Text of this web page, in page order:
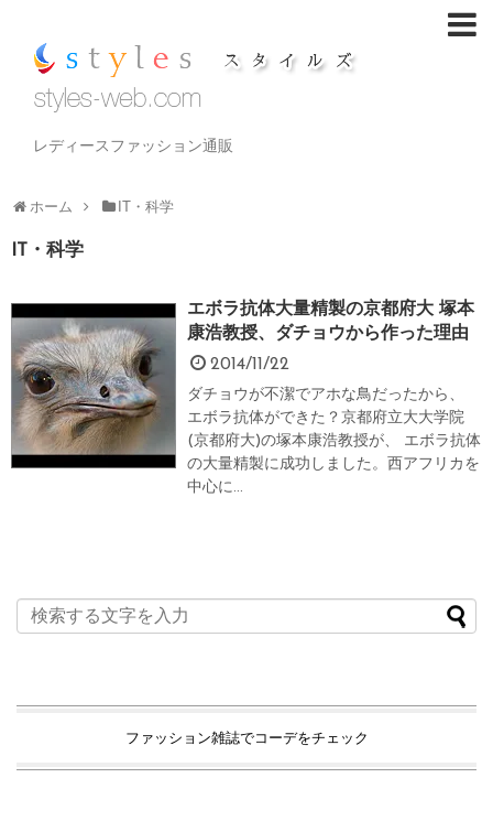
レディースファッション通販
ホーム IT・科学
IT・科学
エボラ抗体大量精製の京都府大 塚本
康浩教授、ダチョウから作った理由
2014/11/22
ダチョウが不潔でアホな鳥だったから、
エボラ抗体ができた？京都府立大大学院
(京都府大)の塚本康浩教授が、 エボラ抗体
の大量精製に成功しました。西アフリカを
中心に...
ファッション雑誌でコーデをチェック